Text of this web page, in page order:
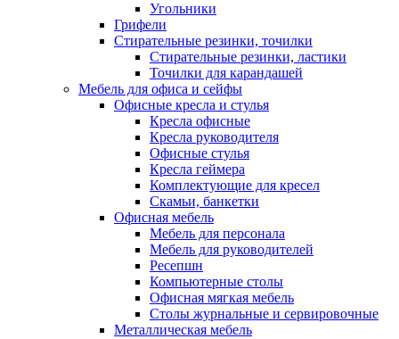
Угольники
Грифели
Стирательные резинки, точилки
Стирательные резинки, ластики
Точилки для карандашей
Мебель для офиса и сейфы
Офисные кресла и стулья
Кресла офисные
Кресла руководителя
Офисные стулья
Кресла геймера
Комплектующие для кресел
Скамьи, банкетки
Офисная мебель
Мебель для персонала
Мебель для руководителей
Ресепшн
Компьютерные столы
Офисная мягкая мебель
Столы журнальные и сервировочные
Металлическая мебель